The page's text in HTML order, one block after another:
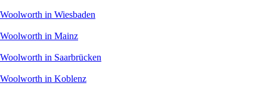
Woolworth in Wiesbaden
Woolworth in Mainz
Woolworth in Saarbrücken
Woolworth in Koblenz